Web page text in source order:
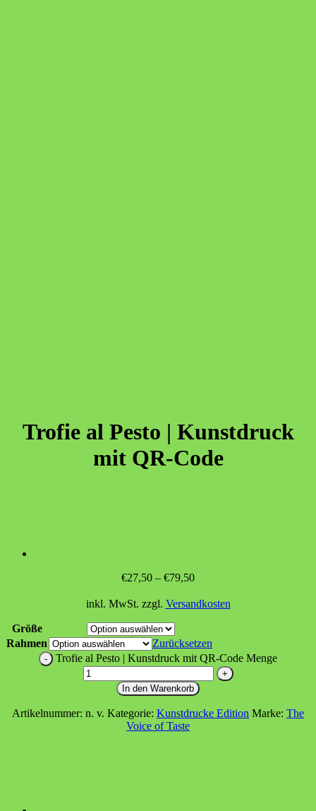
Trofie al Pesto | Kunstdruck
mit QR-Code
€27,50 – €79,50
inkl. MwSt. zzgl. Versandkosten
Größe
Rahmen
Zurücksetzen
Trofie al Pesto | Kunstdruck mit QR-Code Menge
In den Warenkorb
Artikelnummer: n. v. Kategorie: Kunstdrucke Edition Marke: The
Voice of Taste